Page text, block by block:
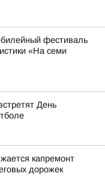
фестиваль
«На семи
День
капремонт
дорожек